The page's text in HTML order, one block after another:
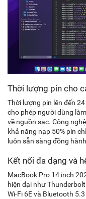
Thời lượng pin cho
Thời lượng pin lên đến
cho phép người dùng
về nguồn sạc. Công
khả năng nạp 50% pin
luôn sẵn sàng đồng
Kết nối đa dạng và
MacBook Pro 14 inch
hiện đại như
Wi-Fi 6E và Bluetooth